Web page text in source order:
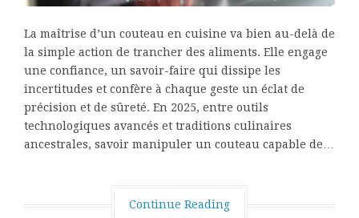
La maîtrise d’un couteau en cuisine va bien au-delà de
la simple action de trancher des aliments. Elle engage
une confiance, un savoir-faire qui dissipe les
incertitudes et confère à chaque geste un éclat de
précision et de sûreté. En 2025, entre outils
technologiques avancés et traditions culinaires
ancestrales, savoir manipuler un couteau capable de…
Continue Reading